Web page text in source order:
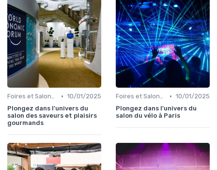
Foires et Salons Grand Public • 10/01/2025
Plongez dans l'univers du
salon des saveurs et plaisirs
gourmands
Foires et Salons Grand Public • 10/01/2025
Plongez dans l'univers du
salon du vélo à Paris